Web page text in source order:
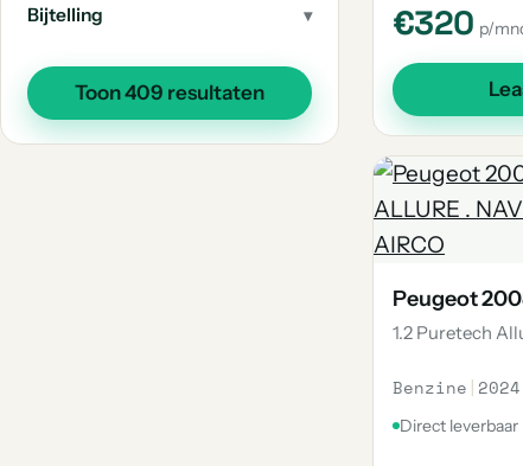
Rcz 1
201 1
Bijtelling
Toon 409 resultaten
€320 p/
Peugeot
1.2 Puretech
Benzine | 2024
Direct leverbaar